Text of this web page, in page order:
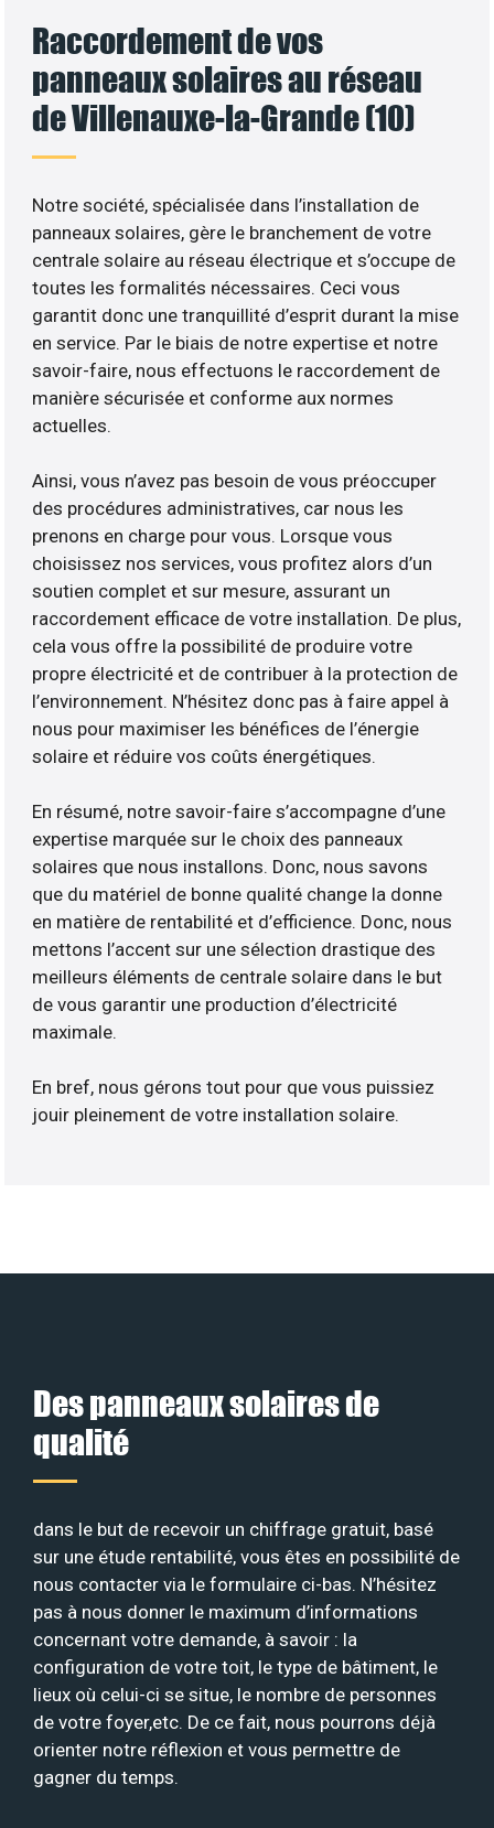
Raccordement de vos
panneaux solaires au réseau
de Villenauxe-la-Grande (10)
Notre société, spécialisée dans l’installation de
panneaux solaires, gère le branchement de votre
centrale solaire au réseau électrique et s’occupe de
toutes les formalités nécessaires. Ceci vous
garantit donc une tranquillité d’esprit durant la mise
en service. Par le biais de notre expertise et notre
savoir-faire, nous effectuons le raccordement de
manière sécurisée et conforme aux normes
actuelles.
Ainsi, vous n’avez pas besoin de vous préoccuper
des procédures administratives, car nous les
prenons en charge pour vous. Lorsque vous
choisissez nos services, vous profitez alors d’un
soutien complet et sur mesure, assurant un
raccordement efficace de votre installation. De plus,
cela vous offre la possibilité de produire votre
propre électricité et de contribuer à la protection de
l’environnement. N’hésitez donc pas à faire appel à
nous pour maximiser les bénéfices de l’énergie
solaire et réduire vos coûts énergétiques.
En résumé, notre savoir-faire s’accompagne d’une
expertise marquée sur le choix des panneaux
solaires que nous installons. Donc, nous savons
que du matériel de bonne qualité change la donne
en matière de rentabilité et d’efficience. Donc, nous
mettons l’accent sur une sélection drastique des
meilleurs éléments de centrale solaire dans le but
de vous garantir une production d’électricité
maximale.
En bref, nous gérons tout pour que vous puissiez
jouir pleinement de votre installation solaire.
Des panneaux solaires de
qualité
dans le but de recevoir un chiffrage gratuit, basé
sur une étude rentabilité, vous êtes en possibilité de
nous contacter via le formulaire ci-bas. N’hésitez
pas à nous donner le maximum d’informations
concernant votre demande, à savoir : la
configuration de votre toit, le type de bâtiment, le
lieux où celui-ci se situe, le nombre de personnes
de votre foyer,etc. De ce fait, nous pourrons déjà
orienter notre réflexion et vous permettre de
gagner du temps.